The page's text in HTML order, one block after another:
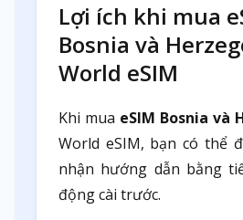
Lợi ích khi mua
Bosnia và
World eSIM
Khi mua eSIM Bosnia và
World eSIM, bạn có thể
nhận hướng dẫn bằng
động cài trước.